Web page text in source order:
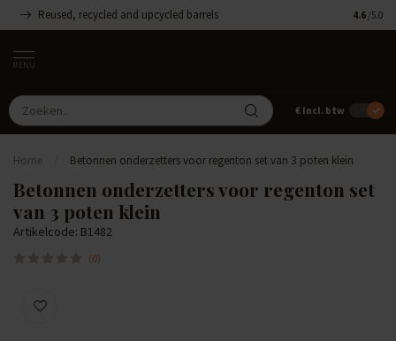
Reused, recycled and upcycled barrels 4.6 /5.0
MENU
€ Incl. btw
Home Betonnen onderzetters voor regenton set van 3 poten klein
Betonnen onderzetters voor regenton set
van 3 poten klein
Artikelcode: B1482
(0)